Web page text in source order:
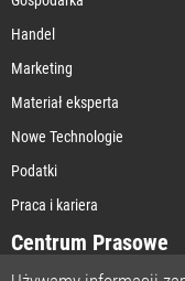
Handel
Marketing
Materiał eksperta
Nowe Technologie
Podatki
Praca i kariera
Centrum Prasowe